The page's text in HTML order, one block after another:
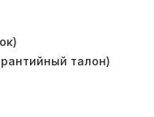
талон)